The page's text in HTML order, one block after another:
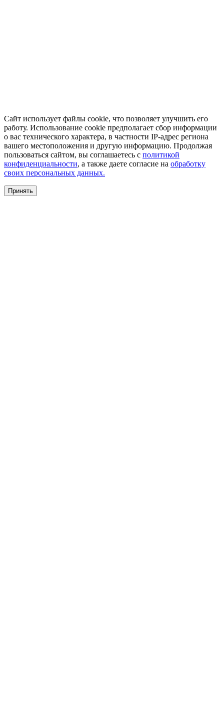
Сайт использует файлы cookie, что позволяет улучшить его
работу. Использование cookie предполагает сбор информации
о вас технического характера, в частности IP-адрес региона
вашего местоположения и другую информацию. Продолжая
пользоваться сайтом, вы соглашаетесь с политикой
конфиденциальности, а также даете согласие на обработку
своих персональных данных.
Принять